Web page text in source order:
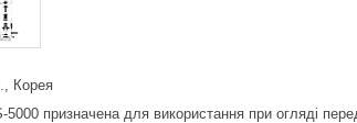
Корея
призначена для використання при огляді